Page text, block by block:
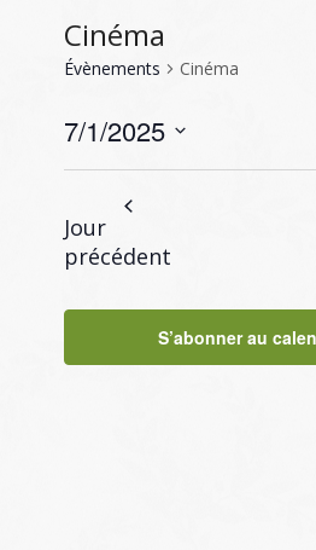
Cinéma
Évènements Cinéma
7/1/2025
Sélectionnez
date.
Jour
précédent
S’abonner au